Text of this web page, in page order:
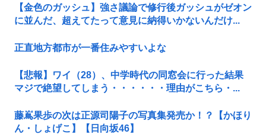
【金色のガッシュ】強さ議論で修行後ガッシュがゼオン
に並んだ、超えてたって意見に納得いかないんだけ...
正直地方都市が一番住みやすいよな
【悲報】ワイ（28）、中学時代の同窓会に行った結果
マジで絶望してしまう・・・・・・理由がこちら・...
藤嶌果歩の次は正源司陽子の写真集発売か！？【かほり
ん・しょげこ】【日向坂46】